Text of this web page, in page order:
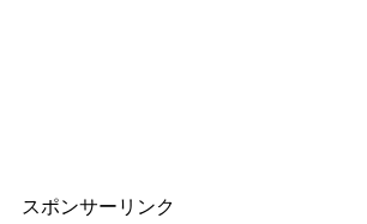
スポンサーリンク